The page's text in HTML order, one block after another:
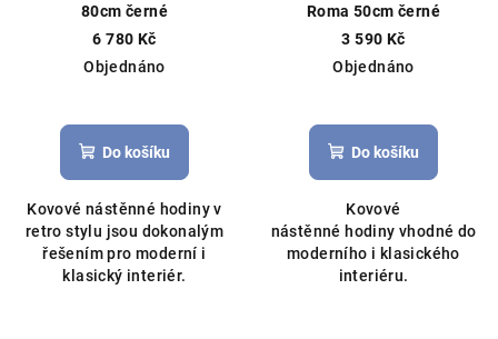
80cm černé
6 780 Kč
Objednáno
hodnocení
produktu
z
5
hvězdiček.
Do košíku
Kovové nástěnné hodiny v
retro stylu jsou dokonalým
řešením pro moderní i
klasický interiér.
Roma 50cm černé
3 590 Kč
Objednáno
Do košíku
Kovové
nástěnné hodiny vhodné do
moderního i klasického
interiéru.